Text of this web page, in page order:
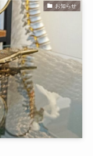
お知らせ